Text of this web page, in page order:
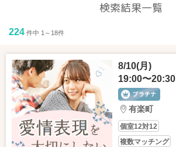
検索結果一覧
224 件中 1～18件
8/10(月)
19:00〜20:30
有楽町
個室12対12
複数マッチング